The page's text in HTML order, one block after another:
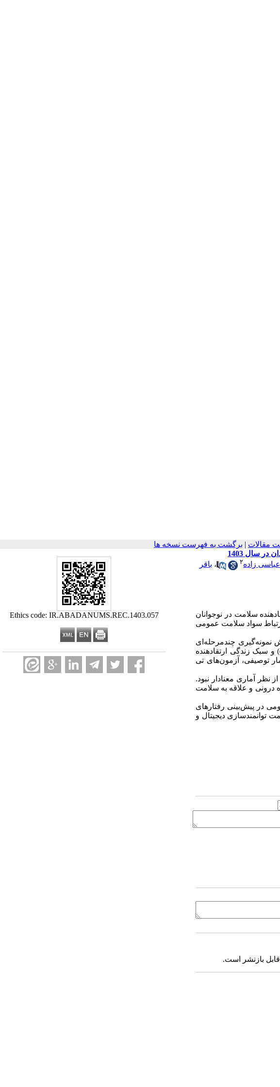
مقالات | برگشت به فهرست نسخه ها
Ethics code: IR.ABADANUMS.REC.1403.057
سال 1403
عباسی زاده۲ ، باقر
سلامت در نوجوانان
سواد سلامت عمومی
با روش نمونه‌گیری چندمرحله‌ای
و سبک زندگی ارتقادهنده
از آمار توصیفی، آزمون‌های تی
نظر آماری معنادار نبود.
درونی و علاقه به سلامت
در پیش‌بینی رفتارهای
توانمندسازی دیجیتال و
بازنشر است.